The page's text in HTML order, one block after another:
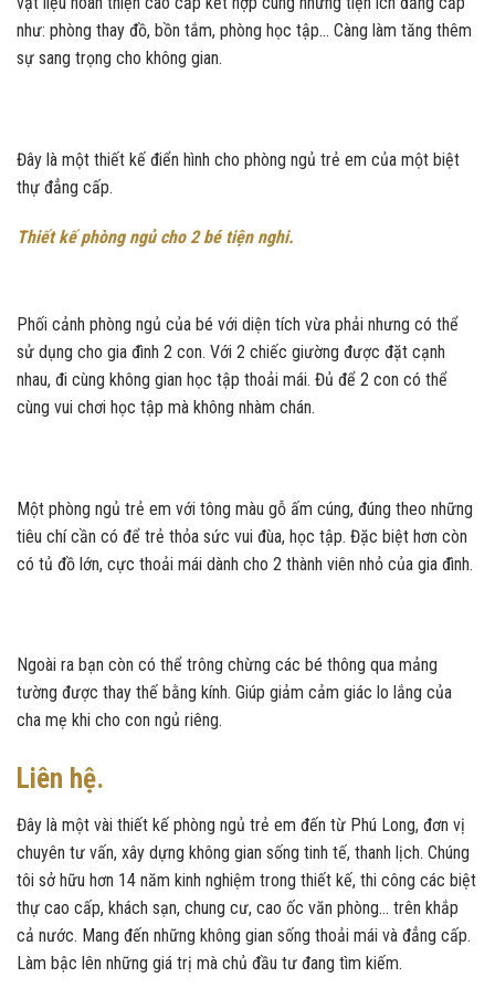
như: phòng thay đồ, bồn tắm, phòng học tập… Càng làm tăng thêm
sự sang trọng cho không gian.
Đây là một thiết kế điển hình cho phòng ngủ trẻ em của một biệt
thự đẳng cấp.
Thiết kế phòng ngủ cho 2 bé tiện nghi.
Phối cảnh phòng ngủ của bé với diện tích vừa phải nhưng có thể
sử dụng cho gia đình 2 con. Với 2 chiếc giường được đặt cạnh
nhau, đi cùng không gian học tập thoải mái. Đủ để 2 con có thể
cùng vui chơi học tập mà không nhàm chán.
Một phòng ngủ trẻ em với tông màu gỗ ấm cúng, đúng theo những
tiêu chí cần có để trẻ thỏa sức vui đùa, học tập. Đặc biệt hơn còn
có tủ đồ lớn, cực thoải mái dành cho 2 thành viên nhỏ của gia đình.
Ngoài ra bạn còn có thể trông chừng các bé thông qua mảng
tường được thay thế bằng kính. Giúp giảm cảm giác lo lắng của
cha mẹ khi cho con ngủ riêng.
Liên hệ.
Đây là một vài thiết kế phòng ngủ trẻ em đến từ Phú Long, đơn vị
chuyên tư vấn, xây dựng không gian sống tinh tế, thanh lịch. Chúng
tôi sở hữu hơn 14 năm kinh nghiệm trong thiết kế, thi công các biệt
thự cao cấp, khách sạn, chung cư, cao ốc văn phòng… trên khắp
cả nước. Mang đến những không gian sống thoải mái và đẳng cấp.
Làm bậc lên những giá trị mà chủ đầu tư đang tìm kiếm.